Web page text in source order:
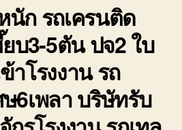
นัก รถเครนติด
ยบ3-5ตัน ปจ2 ใบ
าโรงงาน รถ
6เพลา บริษัทรับ